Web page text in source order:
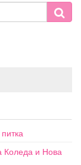
Коледа и Нова